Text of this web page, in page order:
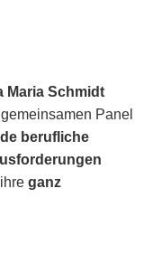
Maria Schmidt
Panel
berufliche
ganz